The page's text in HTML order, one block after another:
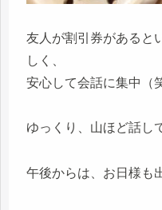
友人が割引券があると
しく、
安心して会話に集中（
ゆっくり、山ほど話し
午後からは、お日様も